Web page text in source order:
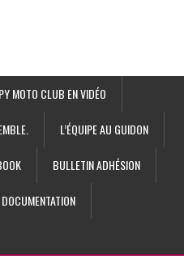
MOTO CLUB EN VIDÉO
L’ÉQUIPE AU GUIDON
BULLETIN ADHÉSION
DOCUMENTATION